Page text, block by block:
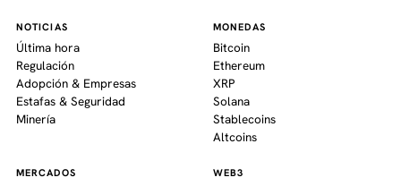
NOTICIAS
Última hora
Regulación
Adopción & Empresas
Estafas & Seguridad
Minería
MONEDAS
Bitcoin
Ethereum
XRP
Solana
Stablecoins
Altcoins
MERCADOS WEB3